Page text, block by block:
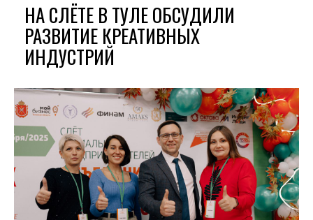
НА СЛЁТЕ В ТУЛЕ ОБСУДИЛИ
РАЗВИТИЕ КРЕАТИВНЫХ
ИНДУСТРИЙ